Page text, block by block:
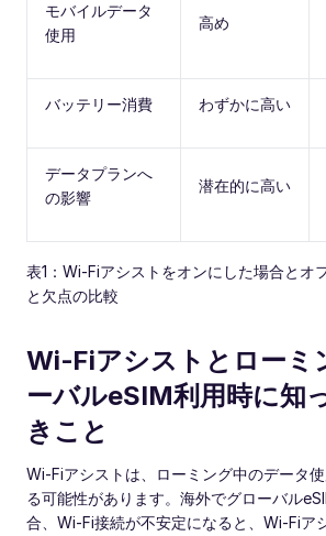
モバイルデータ
使用
高め
バッテリー消費 わずかに高い
データプランへ
の影響
潜在的に高い
表1：Wi‑Fiアシストをオンにした場合とオ
と欠点の比較
Wi‑Fiアシストとローミ
ーバルeSIM利用時に知
きこと
Wi‑Fiアシストは、ローミング中のデータ
る可能性があります。海外でグローバル
合、Wi‑Fi接続が不安定になると、Wi‑Fiア